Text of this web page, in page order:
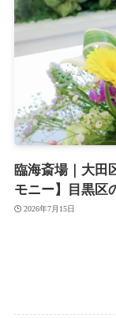
臨海斎場｜大田
モニー】目黒区
2026年7月15日